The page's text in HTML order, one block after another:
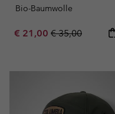
Bio-Baumwolle
Sale price:
€ 21,00 Regular price:
€ 35,00